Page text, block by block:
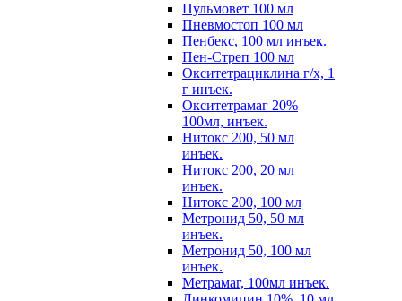
Пульмовет 100 мл
Пневмостоп 100 мл
Пенбекс, 100 мл инъек.
Пен-Стреп 100 мл
Окситетрациклина г/х, 1
г инъек.
Окситетрамаг 20%
100мл, инъек.
Нитокс 200, 50 мл
инъек.
Нитокс 200, 20 мл
инъек.
Нитокс 200, 100 мл
Метронид 50, 50 мл
инъек.
Метронид 50, 100 мл
инъек.
Метрамаг, 100мл инъек.